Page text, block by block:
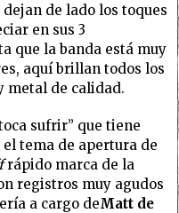
de lado los toques
en sus 3
que la banda está muy
aquí brillan todos los
metal de calidad.
sufrir” que tiene
tema de apertura de
rápido marca de la
registros muy agudos
a cargo deMatt de